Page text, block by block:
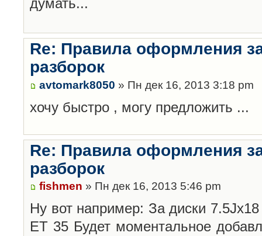
Re: Правила оформления
разборок
avtomark8050 » Пн дек 16, 2013 3:18 pm
хочу быстро , могу предложить ...
Re: Правила оформления
разборок
fishmen » Пн дек 16, 2013 5:46 pm
Ну вот например: За диски
ET 35 Будет моментальное